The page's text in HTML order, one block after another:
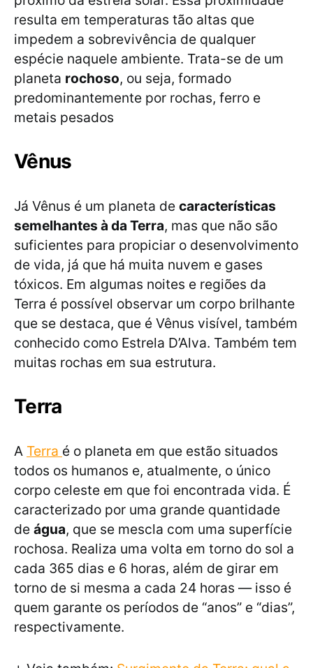
resulta em temperaturas tão altas que
impedem a sobrevivência de qualquer
espécie naquele ambiente. Trata-se de um
planeta rochoso, ou seja, formado
predominantemente por rochas, ferro e
metais pesados
Vênus
Já Vênus é um planeta de características
semelhantes à da Terra, mas que não são
suficientes para propiciar o desenvolvimento
de vida, já que há muita nuvem e gases
tóxicos. Em algumas noites e regiões da
Terra é possível observar um corpo brilhante
que se destaca, que é Vênus visível, também
conhecido como Estrela D’Alva. Também tem
muitas rochas em sua estrutura.
Terra
A Terra é o planeta em que estão situados
todos os humanos e, atualmente, o único
corpo celeste em que foi encontrada vida. É
caracterizado por uma grande quantidade
de água, que se mescla com uma superfície
rochosa. Realiza uma volta em torno do sol a
cada 365 dias e 6 horas, além de girar em
torno de si mesma a cada 24 horas — isso é
quem garante os períodos de “anos” e “dias”,
respectivamente.